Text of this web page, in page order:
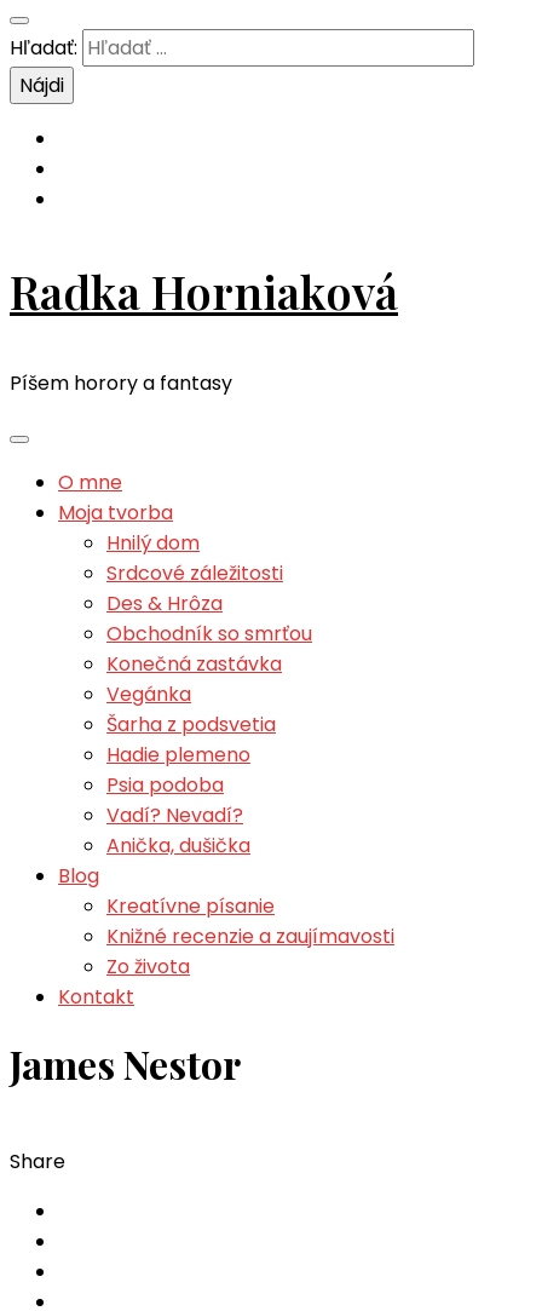
Hľadať:
Radka Horniaková
Píšem horory a fantasy
O mne
Moja tvorba
Hnilý dom
Srdcové záležitosti
Des & Hrôza
Obchodník so smrťou
Konečná zastávka
Vegánka
Šarha z podsvetia
Hadie plemeno
Psia podoba
Vadí? Nevadí?
Anička, dušička
Blog
Kreatívne písanie
Knižné recenzie a zaujímavosti
Zo života
Kontakt
James Nestor
Share